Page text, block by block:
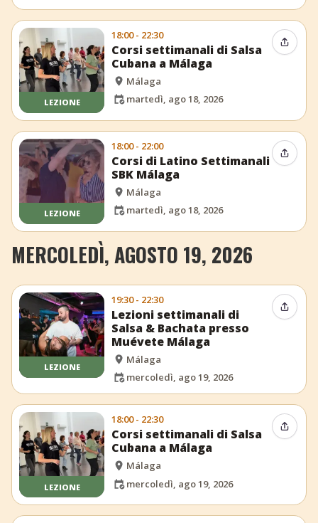
LEZIONE
18:00 - 22:30
Corsi settimanali di Salsa
Cubana a Málaga
Málaga
martedì, ago 18, 2026
LEZIONE
18:00 - 22:00
Corsi di Latino Settimanali
SBK Málaga
Málaga
martedì, ago 18, 2026
MERCOLEDÌ, AGOSTO 19, 2026
LEZIONE
19:30 - 22:30
Lezioni settimanali di
Salsa & Bachata presso
Muévete Málaga
Málaga
mercoledì, ago 19, 2026
LEZIONE
18:00 - 22:30
Corsi settimanali di Salsa
Cubana a Málaga
Málaga
mercoledì, ago 19, 2026